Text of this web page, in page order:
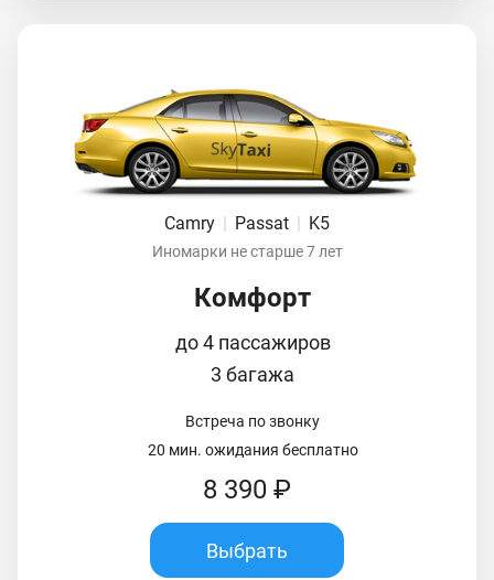
Camry Passat K5
Иномарки не старше 7 лет
Комфорт
до 4 пассажиров
3 багажа
Встреча по звонку
20 мин. ожидания бесплатно
8 390 ₽
Выбрать